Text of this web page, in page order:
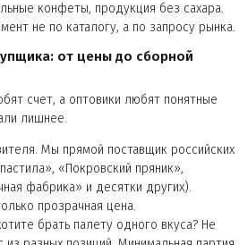
конфеты, продукция без сахара.
не по каталогу, а по запросу рынка.
от цены до сборной
счет, а оптовики любят понятные
лишнее.
Мы прямой поставщик российских
«Покровский пряник»,
фабрика» и десятки других).
прозрачная цена.
брать палету одного вкуса? Не